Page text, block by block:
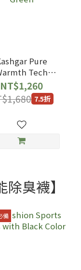
Pure
Tech
Socks
Green
NT$1,260
7.5折
臭襪】
備